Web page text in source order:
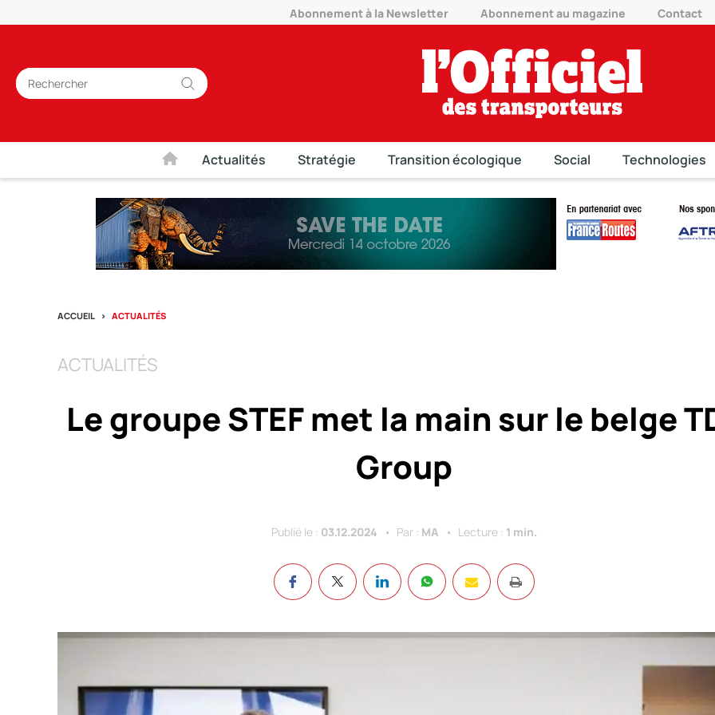
Abonnement à la Newsletter Abonnement au magazine Contact
Actualités Stratégie Transition écologique Social Technologies
ACCUEIL ACTUALITÉS
ACTUALITÉS
Le groupe STEF met la main sur le belge
Group
Publié le : 03.12.2024 Par : MA Lecture : 1 min.